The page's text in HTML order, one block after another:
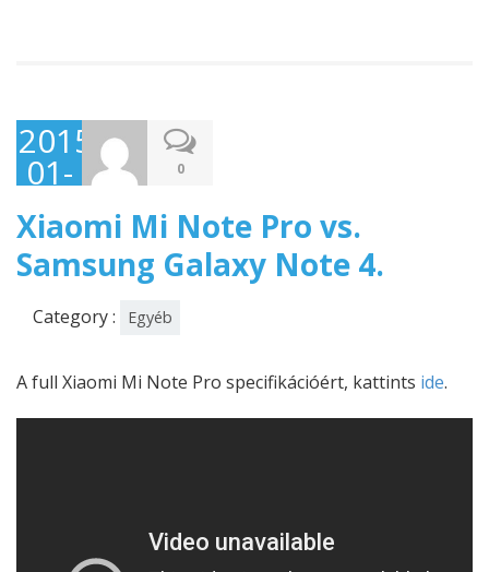
2015-
01-
23
0
Xiaomi Mi Note Pro vs.
Samsung Galaxy Note 4.
Category : Egyéb
A full Xiaomi Mi Note Pro specifikációért, kattints ide.